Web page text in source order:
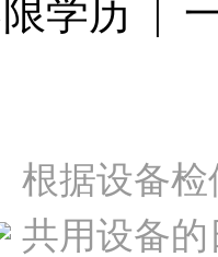
学历 |
根据设备
共用设备